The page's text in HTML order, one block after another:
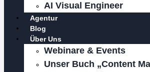
AI Visual Engineer
Agentur
Blog
Über Uns
Webinare & Events
Unser Buch „Content